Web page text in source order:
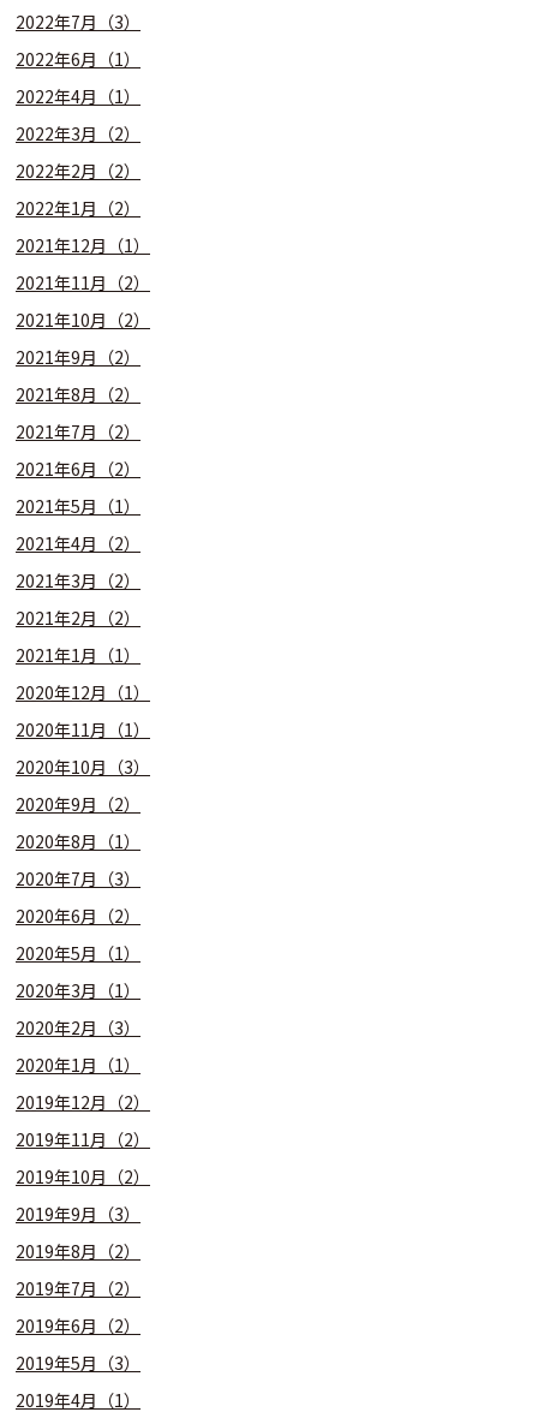
2022年7月（3）
2022年6月（1）
2022年4月（1）
2022年3月（2）
2022年2月（2）
2022年1月（2）
2021年12月（1）
2021年11月（2）
2021年10月（2）
2021年9月（2）
2021年8月（2）
2021年7月（2）
2021年6月（2）
2021年5月（1）
2021年4月（2）
2021年3月（2）
2021年2月（2）
2021年1月（1）
2020年12月（1）
2020年11月（1）
2020年10月（3）
2020年9月（2）
2020年8月（1）
2020年7月（3）
2020年6月（2）
2020年5月（1）
2020年3月（1）
2020年2月（3）
2020年1月（1）
2019年12月（2）
2019年11月（2）
2019年10月（2）
2019年9月（3）
2019年8月（2）
2019年7月（2）
2019年6月（2）
2019年5月（3）
2019年4月（1）